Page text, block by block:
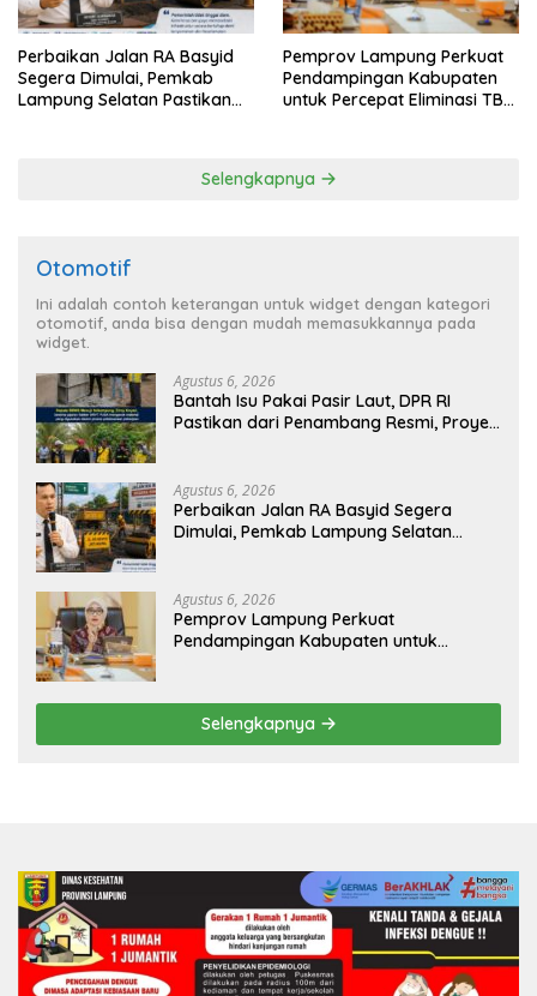
Perbaikan Jalan RA Basyid
Segera Dimulai, Pemkab
Lampung Selatan Pastikan
Pemprov Lampung Perkuat
Pendampingan Kabupaten
untuk Percepat Eliminasi TBC
Selengkapnya
Otomotif
Ini adalah contoh keterangan untuk widget dengan kategori
otomotif, anda bisa dengan mudah memasukkannya pada
widget.
Agustus 6, 2026
Bantah Isu Pakai Pasir Laut, DPR RI
Pastikan dari Penambang Resmi, Proyek
Agustus 6, 2026
Perbaikan Jalan RA Basyid Segera
Dimulai, Pemkab Lampung Selatan
Agustus 6, 2026
Pemprov Lampung Perkuat
Pendampingan Kabupaten untuk
Selengkapnya